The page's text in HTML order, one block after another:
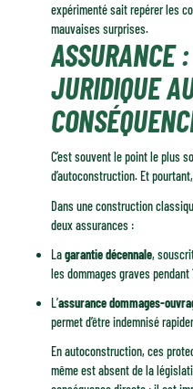
expérimenté sait repérer les
mauvaises surprises.
ASSURANCE
JURIDIQUE
C’est souvent le point le plus
d’autoconstruction. Et
Dans une construction
deux assurances :
Lagarantie décennale,
les dommages graves
L’assurance dommages-
permet d’être indemnisé
En autoconstruction, ces
même est absent de la